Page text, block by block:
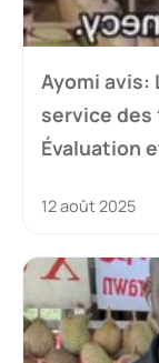
Ayomi avis:
service des
Évaluation
12 août 2025